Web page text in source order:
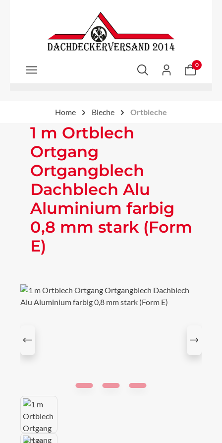
Zum Hauptinhalt springen
0
Home Bleche Ortbleche
1 m Ortblech
Ortgang
Ortgangblech
Dachblech Alu
Aluminium farbig
0,8 mm stark (Form
E)
Bildergalerie überspringen